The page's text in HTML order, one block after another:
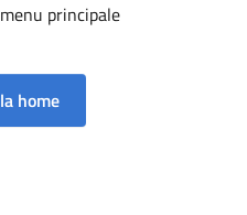
principale
home